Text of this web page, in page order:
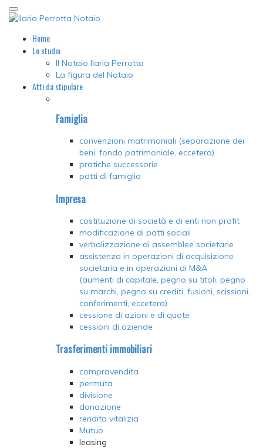
Home
Lo studio
Il Notaio Ilaria Perrotta
La figura del Notaio
Atti da stipulare
Famiglia
convenzioni matrimoniali (separazione dei
beni, fondo patrimoniale, eccetera)
pratiche successorie
patti di famiglia
Impresa
costituzione di società e di enti non profit
modificazione di patti sociali
verbalizzazione di assemblee societarie
assistenza in operazioni di acquisizione
societaria e in operazioni di M&A
(aumenti di capitale, pegno su titoli, pegno
su marchi, pegno su crediti, fusioni, scissioni,
conferimenti, eccetera)
cessione di azioni e di quote
cessioni di aziende
Trasferimenti immobiliari
compravendita
permuta
divisione
donazione
rendita vitalizia
Mutuo
leasing